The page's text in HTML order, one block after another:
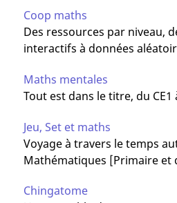
Coop maths
Des ressources par niveau,
interactifs à données
Maths mentales
Tout est dans le titre, du
Jeu, Set et maths
Voyage à travers le temps
Mathématiques [Primaire et
Chingatome